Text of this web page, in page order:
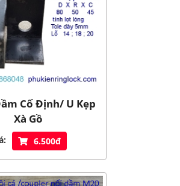
Cố Định/ U Kẹp
Xà Gồ
6.500đ